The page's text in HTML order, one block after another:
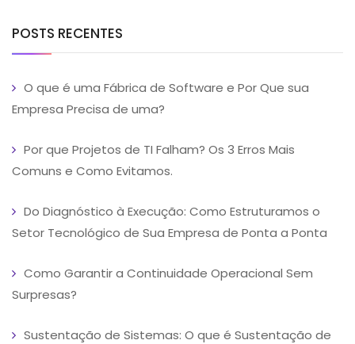
POSTS RECENTES
O que é uma Fábrica de Software e Por Que sua
Empresa Precisa de uma?
Por que Projetos de TI Falham? Os 3 Erros Mais
Comuns e Como Evitamos.
Do Diagnóstico à Execução: Como Estruturamos o
Setor Tecnológico de Sua Empresa de Ponta a Ponta
Como Garantir a Continuidade Operacional Sem
Surpresas?
Sustentação de Sistemas: O que é Sustentação de